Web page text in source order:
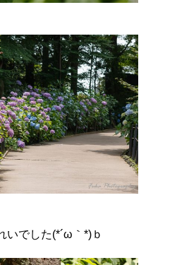
いでした(*´ω｀*)ｂ